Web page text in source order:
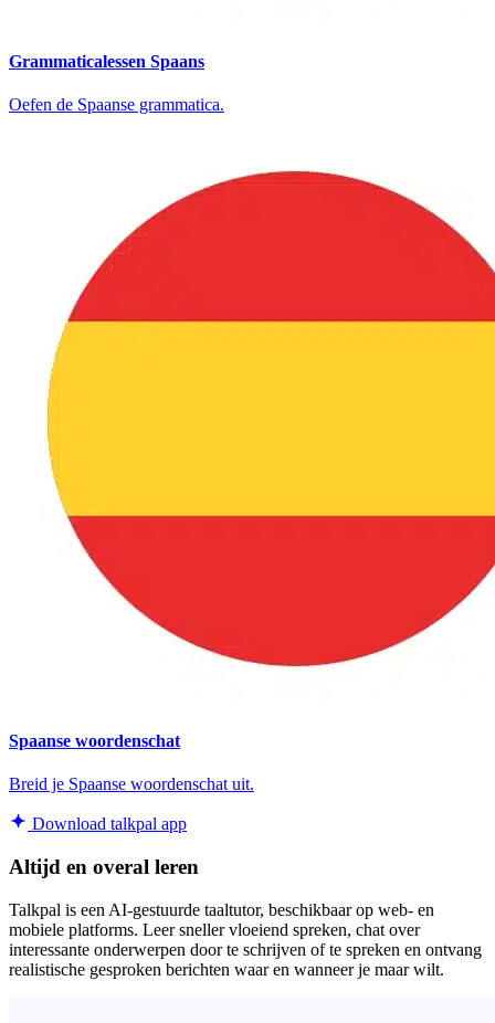
Grammaticalessen Spaans
Oefen de Spaanse grammatica.
Spaanse woordenschat
Breid je Spaanse woordenschat uit.
Download talkpal app
Altijd en overal leren
Talkpal is een AI-gestuurde taaltutor, beschikbaar op web- en
mobiele platforms. Leer sneller vloeiend spreken, chat over
interessante onderwerpen door te schrijven of te spreken en ontvang
realistische gesproken berichten waar en wanneer je maar wilt.